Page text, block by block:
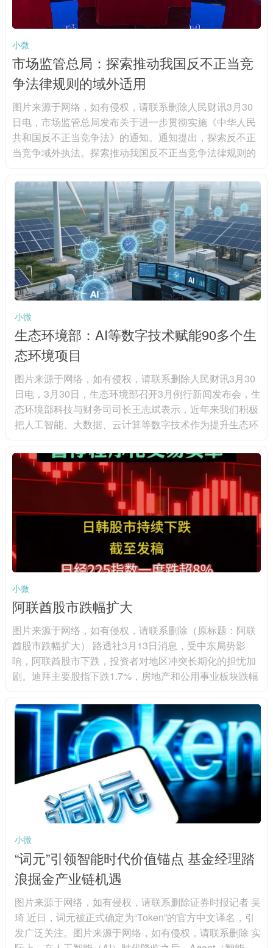
小微
市场监管总局：探索推动我国反不正当竞
争法律规则的域外适用
图片来源于网络，如有侵权，请联系删除人民财讯3月30
日电，市场监管总局发布关于进一步贯彻实施《中华人民
共和国反不正当竞争法》的通知。通知提出，探索反不正
当竞争域外执法。探索推动我国反不正当竞争法律规则的
商业诋毁、侵犯商业秘密等不正当竞争行为，扰乱境内市
场竞争秩序，损害境内经营者或者消费者合法权益的，坚
决予以打击，保障我国产业链供应链安全，维护我国国家
和企业利益。积极探索域外执法实践，加快建设专门的涉
外执法人才队伍，支持有条件的...
小微
生态环境部：AI等数字技术赋能90多个生
态环境项目
图片来源于网络，如有侵权，请联系删除人民财讯3月30
日电，3月30日，生态环境部召开3月例行新闻发布会，生
态环境部科技与财务司司长王志斌表示，近年来我们积极
把人工智能、大数据、云计算等数字技术作为提升生态环
科技重大项目，部署包括高通量自动化智能监测技术在内
的90多个项目。在监测方面，人工智能技术逐步嵌入生态
环境监测，并实现业务化的应用，如生物多样性识别从一
年一次监测到可实现全年连续监测。在监管方面，人工智
能技术应用大大提升非现...
小微
阿联酋股市跌幅扩大
图片来源于网络，如有侵权，请联系删除（原标题：阿联
酋股市跌幅扩大） 路透社3月13日消息，受中东局势影
响，阿联酋股市下跌，投资者对地区冲突长期化的担忧加
剧。迪拜主要股指下跌1.7%，房地产和公用事业板块跌幅
9%，创六年来第二大单周跌幅。阿布扎比股指当日下跌1.
6%，连续第四周收跌，阿布扎比第一银行下跌2.2%，阿
尔达地产下跌4.3%。分析人士认为，尽管油价上涨可能支
撑能源股，但贸易航线、能源基础设施和区域物流面临的
中断风险...
小微
“词元”引领智能时代价值锚点 基金经理踏
浪掘金产业链机遇
图片来源于网络，如有侵权，请联系删除证券时报记者 吴
琦 近日，词元被正式确定为“Token”的官方中文译名，引
发广泛关注。图片来源于网络，如有侵权，请联系删除 实